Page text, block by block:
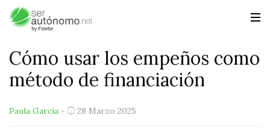
Cómo usar los empeños como
método de financiación
Paula García - 28 Marzo 2025